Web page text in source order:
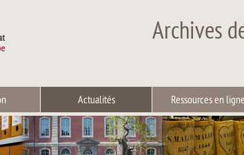
Archives
Actualités Ressources en ligne